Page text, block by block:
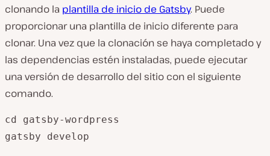
clonando la plantilla de inicio de Gatsby. Puede
proporcionar una plantilla de inicio diferente para
clonar. Una vez que la clonación se haya completado y
las dependencias estén instaladas, puede ejecutar
una versión de desarrollo del sitio con el siguiente
comando.
cd gatsby-wordpress
gatsby develop